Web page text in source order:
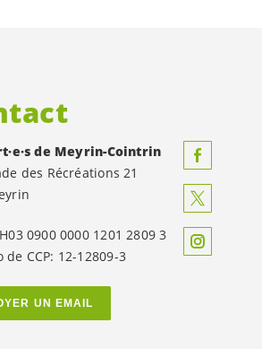
de Meyrin-Cointrin
des Récréations 21
0900 0000 1201 2809 3
de CCP: 12-12809-3
UN EMAIL